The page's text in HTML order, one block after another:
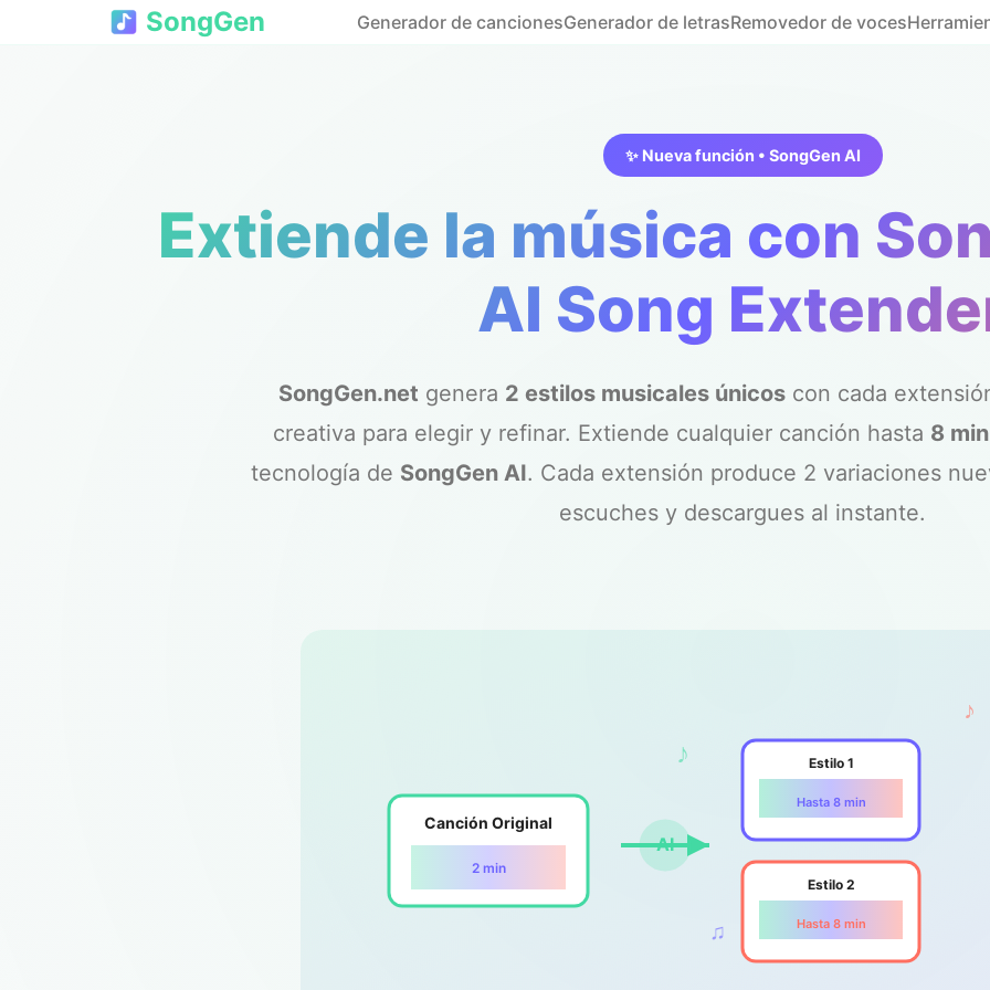
SongGen Generador de cancionesGenerador de letrasRemovedor de voces
✨ Nueva función • SongGen AI
Extiende la música con
AI Song
SongGen.net genera 2 estilos musicales únicos con cada
creativa para elegir y refinar. Extiende cualquier canción hasta 8
tecnología de SongGen AI. Cada extensión produce 2 variaciones
escuches y descargues al instante.
Canción Original
2 min
AI
Estilo 1
Hasta 8 min
Estilo 2
Hasta 8 min
♪
♫
♪